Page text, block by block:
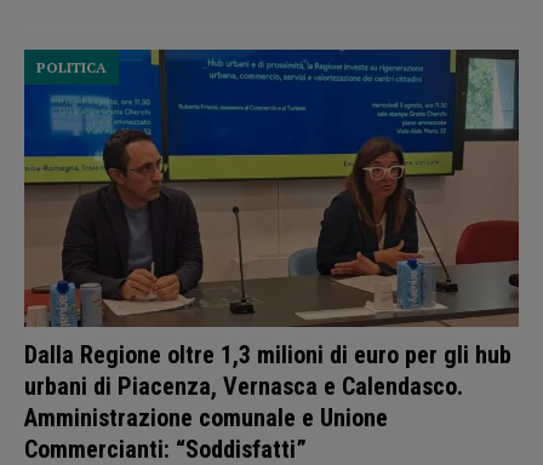
Dalla Regione oltre 1,3 milioni di euro per gli hub
urbani di Piacenza, Vernasca e Calendasco.
Amministrazione comunale e Unione
Commercianti: “Soddisfatti”
POLITICA